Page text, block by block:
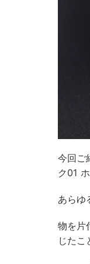
今回ご
ク01
あらゆ
物を片
じたこ